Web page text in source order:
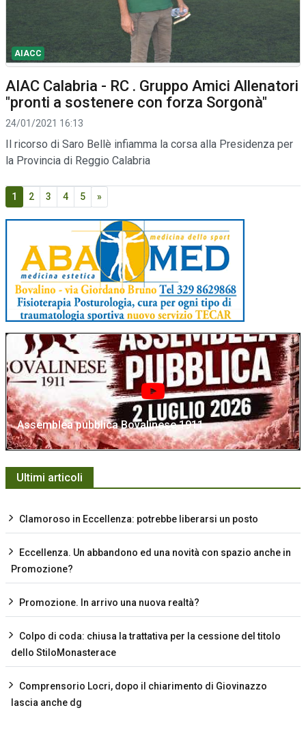
AIACC
AIAC Calabria - RC . Gruppo Amici Allenatori
"pronti a sostenere con forza Sorgonà"
24/01/2021 16:13
Il ricorso di Saro Bellè infiamma la corsa alla Presidenza per
la Provincia di Reggio Calabria
1 2 3 4 5 »
Assemblea pubblica Bovalinese 1911
Ultimi articoli
Clamoroso in Eccellenza: potrebbe liberarsi un posto
Eccellenza. Un abbandono ed una novità con spazio anche in
Promozione?
Promozione. In arrivo una nuova realtà?
Colpo di coda: chiusa la trattativa per la cessione del titolo
dello StiloMonasterace
Comprensorio Locri, dopo il chiarimento di Giovinazzo
lascia anche dg